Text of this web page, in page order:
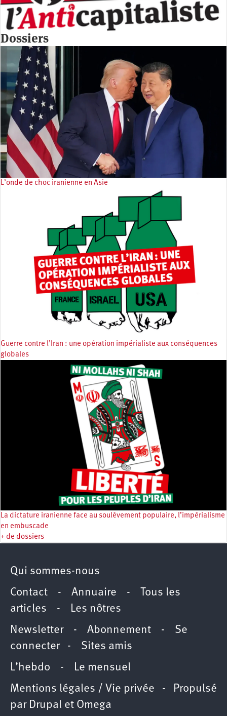
Dossiers
L’onde de choc iranienne en Asie
Guerre contre l’Iran : une opération impérialiste aux conséquences
globales
La dictature iranienne face au soulèvement populaire, l’impérialisme
en embuscade
+ de dossiers
Qui sommes-nous
Contact - Annuaire -
Tous les
articles - Les nôtres
Newsletter- Abonnement - Se
connecter- Sites amis
L’hebdo - Le mensuel
Mentions légales / Vie privée - Propulsé
par Drupal et Omega